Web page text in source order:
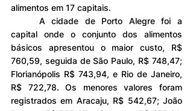
alimentos em 17 capitais.
capital onde o conjunto dos alimentos
básicos apresentou o maior custo, R$
760,59, seguida de São Paulo, R$ 748,47;
Florianópolis R$ 743,94, e Rio de Janeiro,
R$ 722,78. Os menores valores foram
registrados em Aracaju, R$ 542,67; João